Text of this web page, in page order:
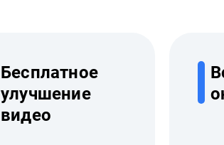
Бесплатное
улучшение
видео